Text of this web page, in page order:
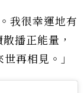
我很幸運地有
播正能量，
再相見。」